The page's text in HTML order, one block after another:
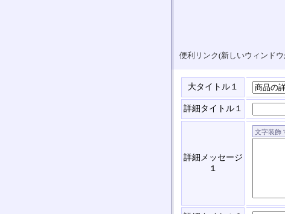
便利リンク(新しいウィンド
大タイトル１
詳細タイトル１
詳細メッセージ
１